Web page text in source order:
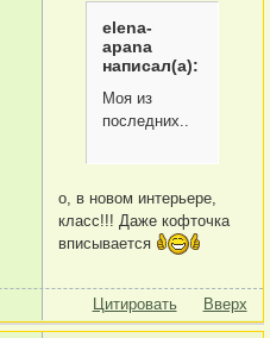
elena-
apana
написал(а):
Моя из
последних..
о, в новом интерьере,
класс!!! Даже кофточка
вписывается
Цитировать Вверх